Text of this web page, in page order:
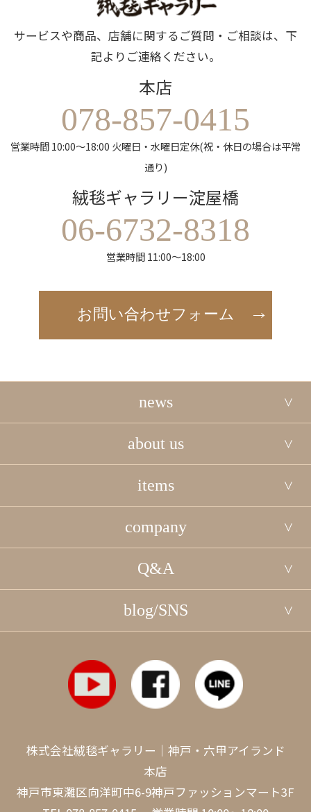
サービスや商品、店舗に関するご質問・ご相談は、下
記よりご連絡ください。
本店
078-857-0415
営業時間 10:00～18:00 火曜日・水曜日定休(祝・休日の場合は平常
通り)
絨毯ギャラリー淀屋橋
06-6732-8318
営業時間 11:00～18:00
お問い合わせフォーム
news
about us
items
company
Q&A
blog/SNS
株式会社絨毯ギャラリー｜神戸・六甲アイランド
本店
神戸市東灘区向洋町中6-9神戸ファッションマート3F